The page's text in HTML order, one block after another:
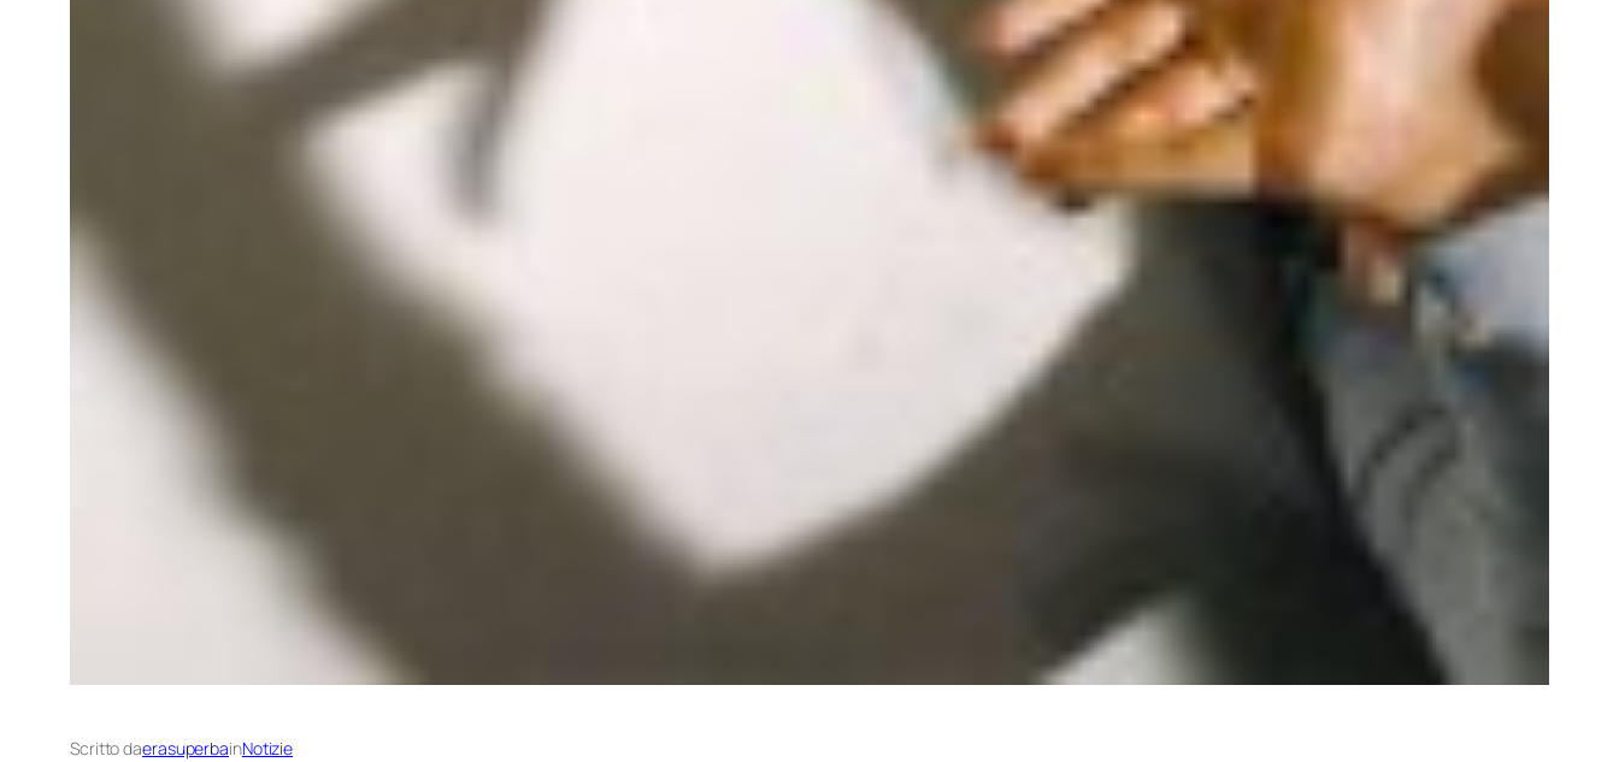
Scritto daerasuperbainNotizie